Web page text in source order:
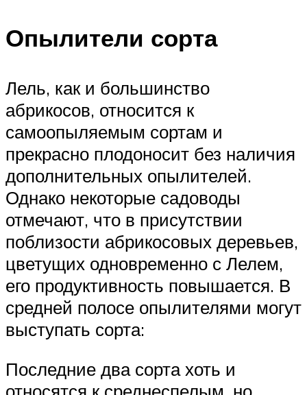
Опылители сорта
Лель, как и большинство
абрикосов, относится к
самоопыляемым сортам и
прекрасно плодоносит без наличия
дополнительных опылителей.
Однако некоторые садоводы
отмечают, что в присутствии
поблизости абрикосовых деревьев,
цветущих одновременно с Лелем,
его продуктивность повышается. В
средней полосе опылителями могут
выступать сорта:
Последние два сорта хоть и